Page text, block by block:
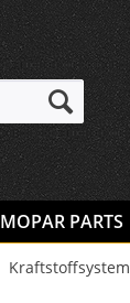
MOPAR PARTS
Kraftstoffsystem